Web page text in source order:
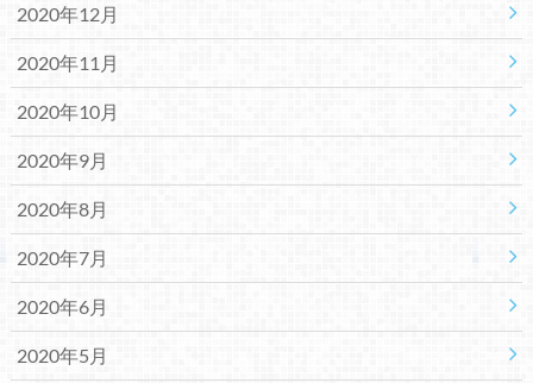
2020年12月
2020年11月
2020年10月
2020年9月
2020年8月
2020年7月
2020年6月
2020年5月